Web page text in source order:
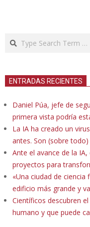
Search
ENTRADAS RECIENTES
Daniel Púa, jefe de
primera vista podría
La IA ha creado un
antes. Son (sobre
Ante el avance de la
proyectos para
«Una ciudad de ciencia
edificio más grande y
Científicos descubren
humano y que puede